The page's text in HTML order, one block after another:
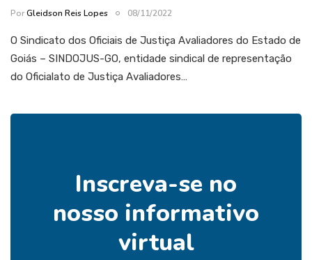
PorGleidson Reis Lopes 08/11/2022
O Sindicato dos Oficiais de Justiça Avaliadores do Estado de
Goiás – SINDOJUS-GO, entidade sindical de representação
do Oficialato de Justiça Avaliadores…
Inscreva-se no
nosso informativo
virtual